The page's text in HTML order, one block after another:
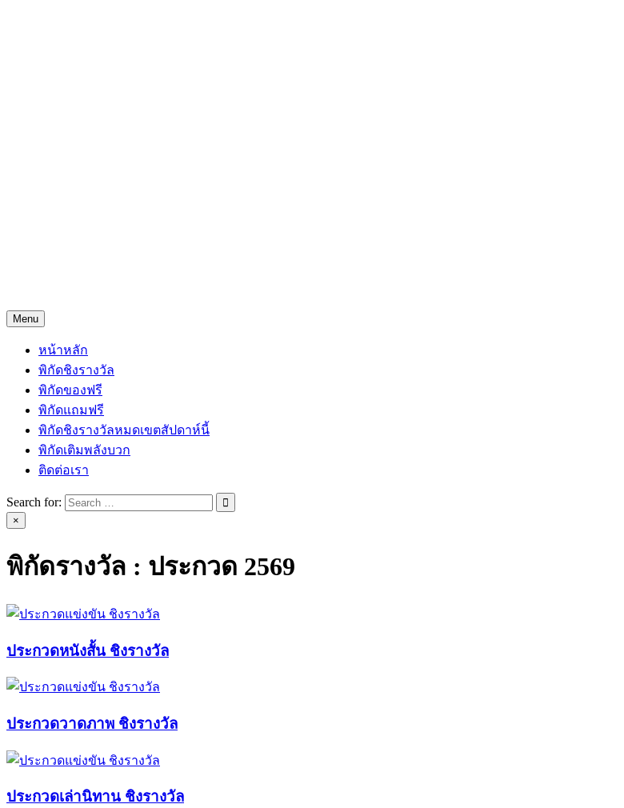
Menu
หน้าหลัก
พิกัดชิงรางวัล
พิกัดของฟรี
พิกัดแถมฟรี
พิกัดชิงรางวัลหมดเขตสัปดาห์นี้
พิกัดเติมพลังบวก
ติดต่อเรา
Search for:
×
พิกัดรางวัล : ประกวด 2569
ประกวดหนังสั้น ชิงรางวัล
ประกวดวาดภาพ ชิงรางวัล
ประกวดเล่านิทาน ชิงรางวัล